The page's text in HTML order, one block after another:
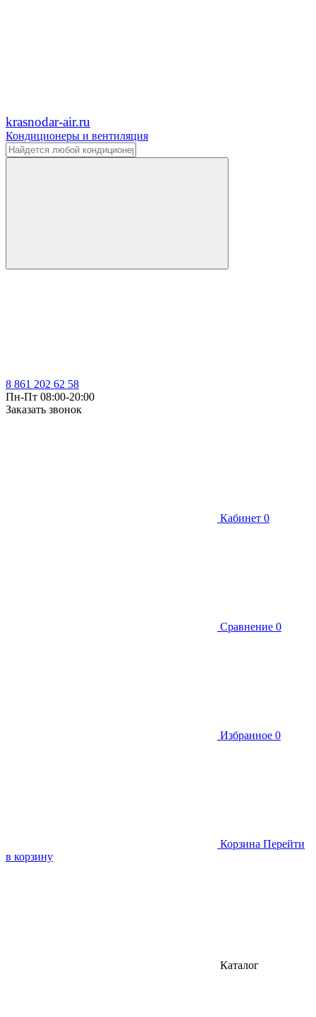
krasnodar-air.ru
Кондиционеры и вентиляция
8 861 202 62 58
Пн-Пт 08:00-20:00
Заказать звонок
Кабинет 0
Сравнение 0
Избранное 0
Корзина Перейти
в корзину
Каталог